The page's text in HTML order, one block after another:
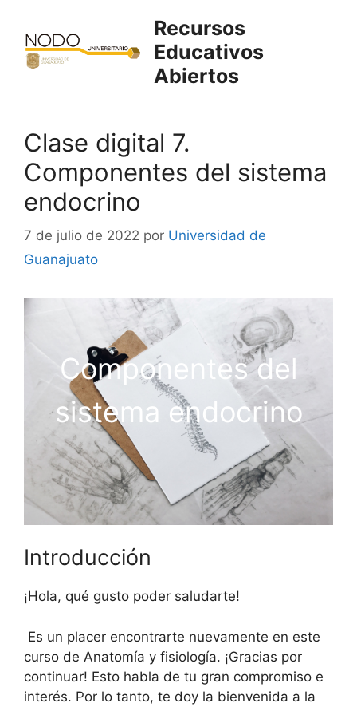
contenido
Recursos
Educativos
Abiertos
Clase digital 7.
Componentes del sistema
endocrino
7 de julio de 2022 por Universidad de
Guanajuato
Componentes del
sistema endocrino
Introducción
¡Hola, qué gusto poder saludarte!
Es un placer encontrarte nuevamente en este
curso de Anatomía y fisiología. ¡Gracias por
continuar! Esto habla de tu gran compromiso e
interés. Por lo tanto, te doy la bienvenida a la